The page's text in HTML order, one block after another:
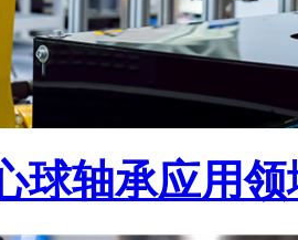
球轴承应用